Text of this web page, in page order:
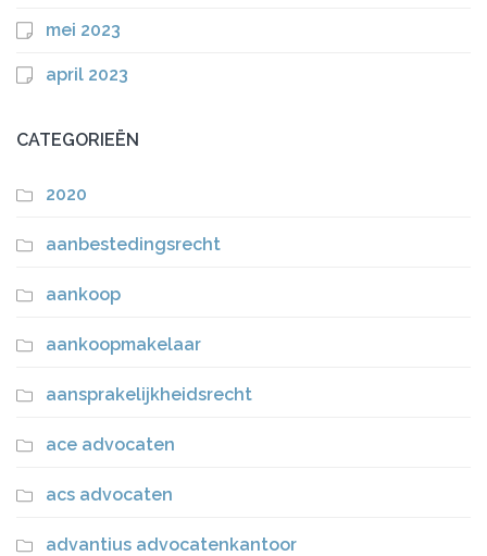
mei 2023
april 2023
CATEGORIEËN
2020
aanbestedingsrecht
aankoop
aankoopmakelaar
aansprakelijkheidsrecht
ace advocaten
acs advocaten
advantius advocatenkantoor